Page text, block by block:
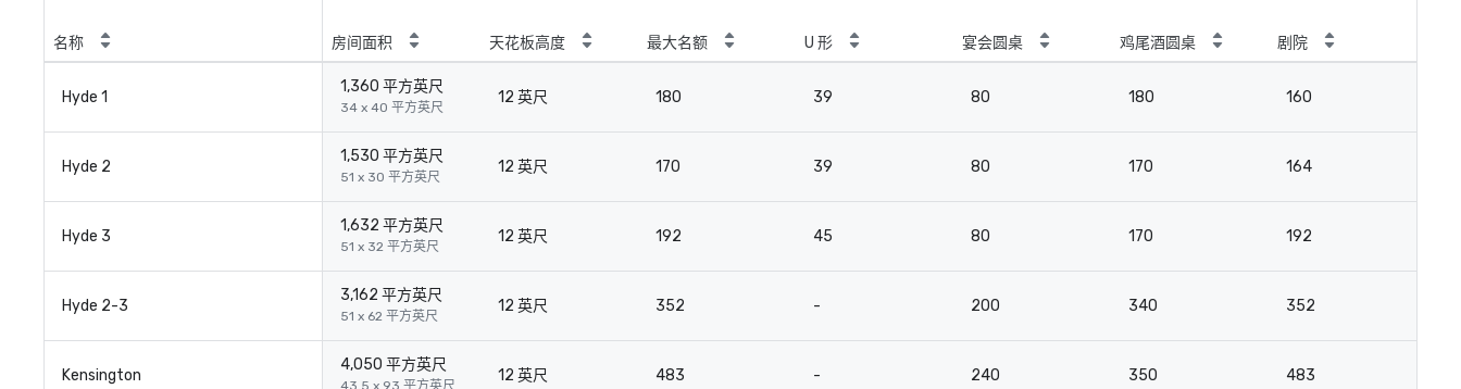
名称 房间面积 天花板高度 最大名额 U 形 宴会圆桌 鸡尾酒圆桌 剧院
Hyde 1
1,360 平方英尺
34 x 40 平方英尺
12 英尺 180 39 80 180 160
Hyde 2
1,530 平方英尺
51 x 30 平方英尺
12 英尺 170 39 80 170 164
Hyde 3
1,632 平方英尺
51 x 32 平方英尺
12 英尺 192 45 80 170 192
Hyde 2-3
3,162 平方英尺
51 x 62 平方英尺
12 英尺 352 - 200 340 352
Kensington
4,050 平方英尺
43.5 x 93 平方英尺
12 英尺 483 - 240 350 483